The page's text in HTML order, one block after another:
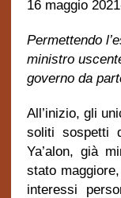
16 maggio
Permettendo
ministro
governo da
All’inizio, gli
soliti sospetti
Ya’alon, già
stato
interessi